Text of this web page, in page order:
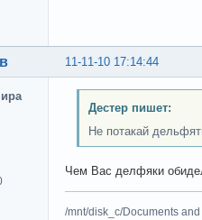
11-11-10 17:14:44
Дестер пишет:
Не потакай
Чем Вас делфяки
/mnt/disk_c/Documents